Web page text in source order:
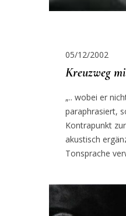
05/12/2002
Kreuzweg
„.. wobei er
paraphrasiert,
Kontrapunkt
akustisch
Tonsprache